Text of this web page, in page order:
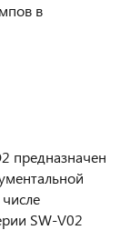
в
предназначен
SW-V02